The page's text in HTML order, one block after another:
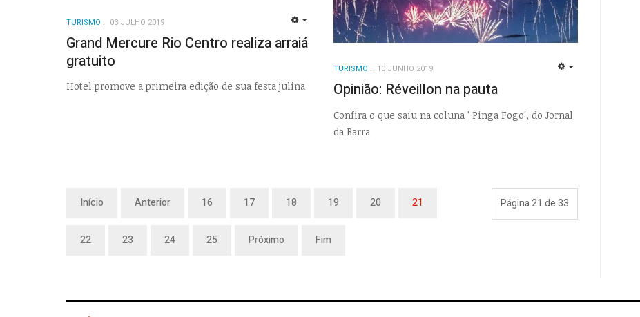
TURISMO 03 JULHO 2019
Grand Mercure Rio Centro realiza arraiá
gratuito
Hotel promove a primeira edição de sua festa julina
TURISMO 10 JUNHO 2019
Opinião: Réveillon na pauta
Confira o que saiu na coluna ' Pinga Fogo', do Jornal
da Barra
Página 21 de 33
Início Anterior 16 17 18 19 20 21
22 23 24 25 Próximo Fim